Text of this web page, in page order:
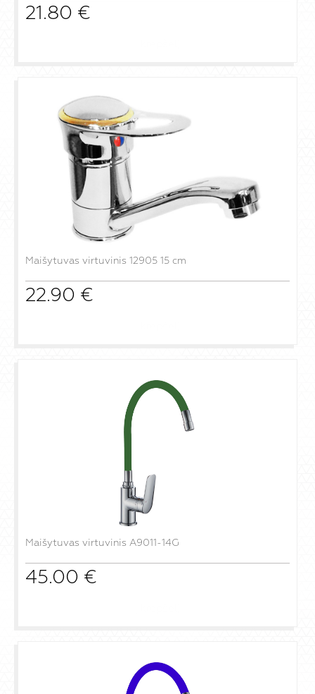
21.80 €
Maišytuvas virtuvinis 12905 15 cm
22.90 €
Maišytuvas virtuvinis A9011-14G
45.00 €